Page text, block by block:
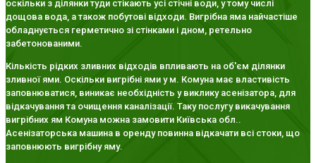
оскільки з ділянки туди стікають усі стічні води, у тому числі
дощова вода, а також побутові відходи. Вигрібна яма найчастіше
обладнується герметично зі стінками і дном, ретельно
забетонованими.
Кількість рідких зливних відходів впливають на об'єм ділянки
зливної ями. Оскільки вигрібні ями у м. Комуна має властивість
заповнюватися, виникає необхідність у виклику асенізатора, для
відкачування та очищення каналізації. Таку послугу викачування
вигрібних ям Комуна можна замовити Київська обл..
Асенізаторська машина в оренду повинна відкачати всі стоки, що
заповнюють вигрібну яму.